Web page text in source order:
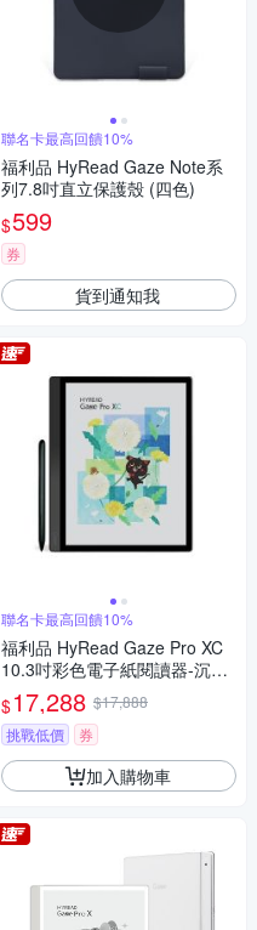
聯名卡最高回饋10%
福利品 HyRead Gaze Note系
列7.8吋直立保護殼 (四色)
$599
券
貨到通知我
聯名卡最高回饋10%
福利品 HyRead Gaze Pro XC
10.3吋彩色電子紙閱讀器-沉穩
黑
$17,288 $17,888
挑戰低價
券
加入購物車